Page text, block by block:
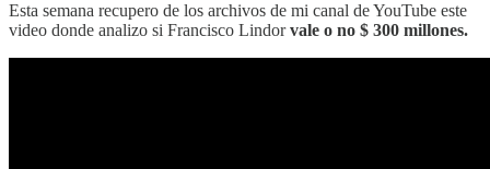
Esta semana recupero de los archivos de mi canal de YouTube este
video donde analizo si Francisco Lindorvale o no $ 300 millones.